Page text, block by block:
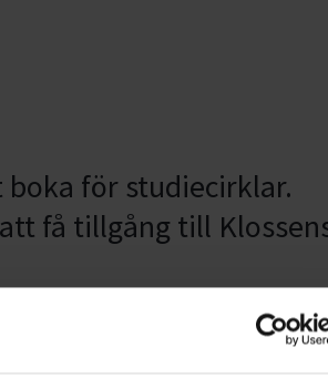
för studiecirklar.
få tillgång till